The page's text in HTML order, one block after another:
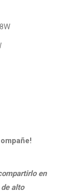
en
alto